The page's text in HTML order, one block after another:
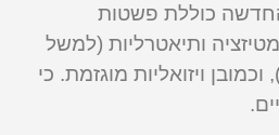
כוללת פשטות
ותיאטרליות (למשל
ויזואליות מוגזמת. כי